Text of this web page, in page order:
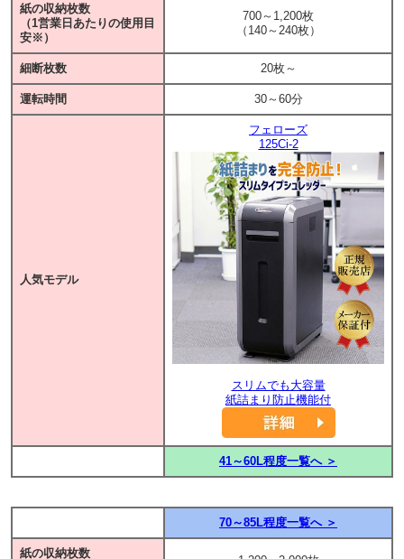
紙の収納枚数
（1営業日あたりの使用目
安※）
700～1,200枚
（140～240枚）
細断枚数 20枚～
運転時間 30～60分
人気モデル
フェローズ
125Ci-2
スリムでも大容量
紙詰まり防止機能付
41～60L程度一覧へ ＞
70～85L程度一覧へ ＞
紙の収納枚数